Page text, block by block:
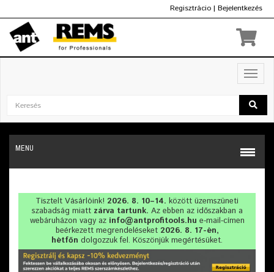
Regisztrácio | Bejelentkezés
MENU
Tisztelt Vásárlóink! 2026. 8. 10–14. között üzemszüneti
szabadság miatt zárva tartunk. Az ebben az időszakban a
webáruházon vagy az info@antprofitools.hu e-mail-címen
beérkezett megrendeléseket 2026. 8. 17-én,
hétfőn dolgozzuk fel. Köszönjük megértésüket.